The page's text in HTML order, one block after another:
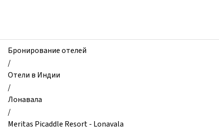
Meritas
Picaddle
Resort
Lonavala,
Лонавала,
Индия
Бронирование отелей
/
Отели в Индии
/
Лонавала
/
Meritas Picaddle Resort - Lonavala